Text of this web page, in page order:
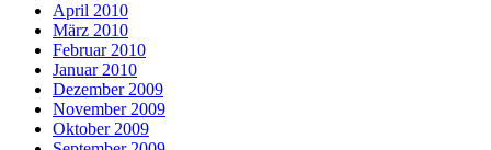
April 2010
März 2010
Februar 2010
Januar 2010
Dezember 2009
November 2009
Oktober 2009